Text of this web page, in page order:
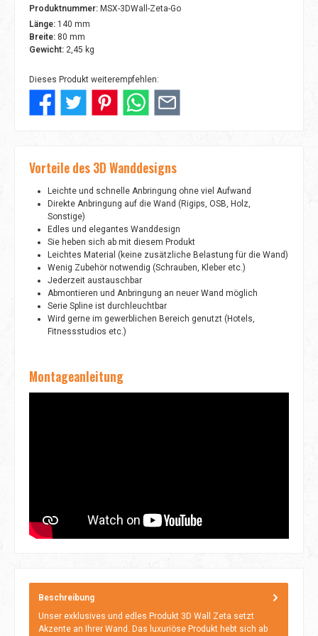
Produktnummer: MSX-3DWall-Zeta-Go
Länge: 140 mm
Breite: 80 mm
Gewicht: 2,45 kg
Dieses Produkt weiterempfehlen:
Vorteile des 3D Wanddesigns
Leichte und schnelle Anbringung ohne viel Aufwand
Direkte Anbringung auf die Wand (Rigips, OSB, Holz,
Sonstige)
Edles und elegantes Wanddesign
Sie heben sich ab mit diesem Produkt
Leichtes Material (keine zusätzliche Belastung für die Wand)
Wenig Zubehör notwendig (Schrauben, Kleber etc.)
Jederzeit austauschbar
Abmontieren und Anbringung an neuer Wand möglich
Serie Spline ist durchleuchtbar
Wird gerne im gewerblichen Bereich genutzt (Hotels,
Fitnessstudios etc.)
Montageanleitung
Beschreibung
Unser exklusives und edles Produkt 3D Wall Zeta setzt
Akzente an Ihrer Wand. Das luxuriöse Produkt hebt sich ab